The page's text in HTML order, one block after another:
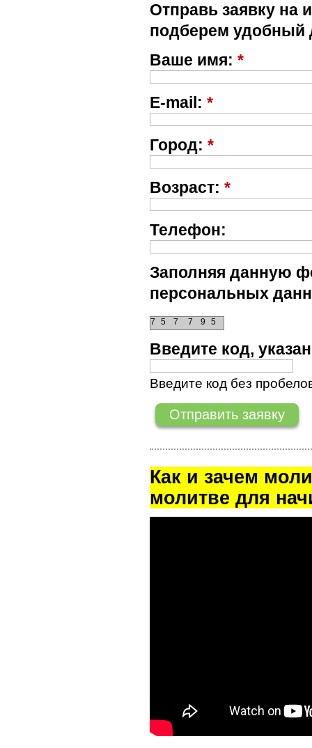
Отправь заявку на
подберем удобный
Ваше имя: *
E-mail: *
Город: *
Возраст: *
Телефон:
Заполняя данную
персональных
9 5
7
7 5 7
Введите код,
Введите код без
Как и зачем
молитве для